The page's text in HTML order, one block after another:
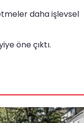
daha işlevsel
öne çıktı.